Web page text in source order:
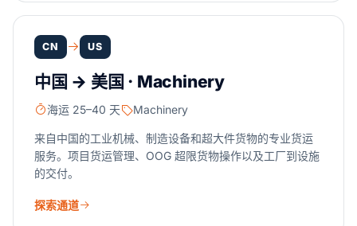
CN US
中国 → 美国 · Machinery
海运 25–40 天 Machinery
来自中国的工业机械、制造设备和超大件货物的专业货运
服务。项目货运管理、OOG 超限货物操作以及工厂到设施
的交付。
探索通道